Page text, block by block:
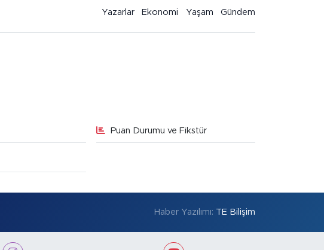
Yazarlar Ekonomi Yaşam Gündem
Puan Durumu ve Fikstür
Haber Yazılımı: TE Bilişim